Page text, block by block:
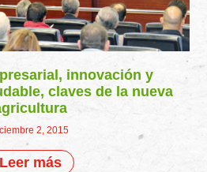
innovación y
claves de la nueva
2, 2015
Leer más